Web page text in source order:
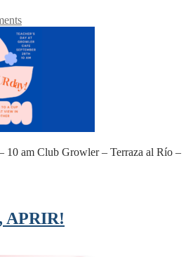
10 am Club Growler – Terraza al Río –
APRIR!